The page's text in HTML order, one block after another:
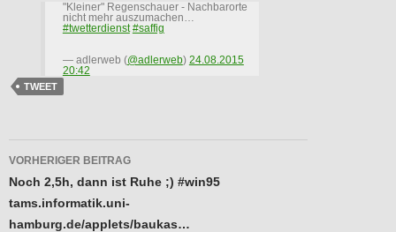
"Kleiner" Regenschauer - Nachbarorte
nicht mehr auszumachen…
#twetterdienst #saffig
— adlerweb (@adlerweb) 24.08.2015
20:42
TWEET
Beitragsnavigation
VORHERIGER BEITRAG
Noch 2,5h, dann ist Ruhe ;) #win95
tams.informatik.uni-
hamburg.de/applets/baukas…